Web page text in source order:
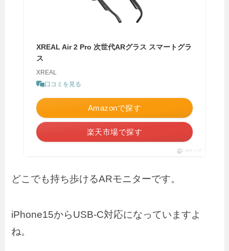
XREAL Air 2 Pro 次世代ARグラス スマートグラ
ス
XREAL
口コミを見る
Amazonで探す
楽天市場で探す
ポチップ
どこでも持ち歩けるARモニターです。
iPhone15からUSB-C対応になっていますよ
ね。